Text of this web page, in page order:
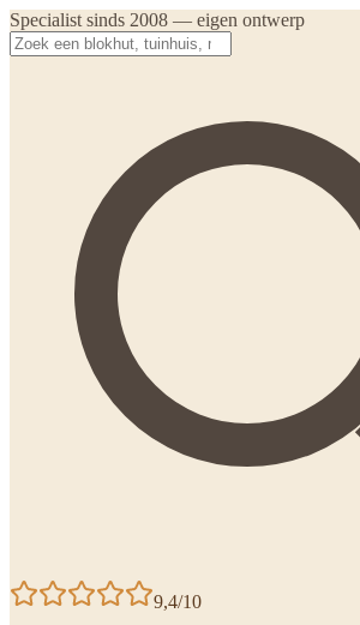
Specialist sinds 2008 — eigen ontwerp
9,4/10